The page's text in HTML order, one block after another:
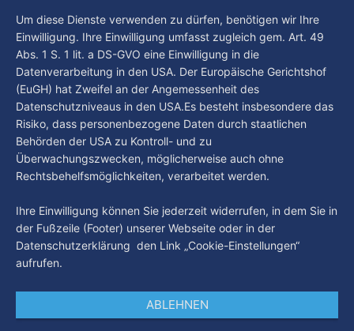
in unserer Stadt an? Fragen, die von Montag bis Freitag LIVE
um 18 Uhr beantwortet werden - auf YouTube und im TV.
By Luca Kimmel 5. Aug. 2026
Um diese Dienste verwenden zu dürfen, benötigen wir Ihre
Einwilligung. Ihre Einwilligung umfasst zugleich gem. Art. 49
Abs. 1 S. 1 lit. a DS-GVO eine Einwilligung in die
Datenverarbeitung in den USA. Der Europäische Gerichtshof
(EuGH) hat Zweifel an der Angemessenheit des
Datenschutzniveaus in den USA.Es besteht insbesondere das
Risiko, dass personenbezogene Daten durch staatlichen
Behörden der USA zu Kontroll- und zu
Überwachungszwecken, möglicherweise auch ohne
Rechtsbehelfsmöglichkeiten, verarbeitet werden.
Ihre Einwilligung können Sie jederzeit widerrufen, in dem Sie in
der Fußzeile (Footer) unserer Webseite oder in der
Datenschutzerklärung den Link „Cookie-Einstellungen“
aufrufen.
ABLEHNEN